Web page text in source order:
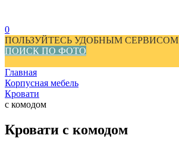
0
ПОЛЬЗУЙТЕСЬ УДОБНЫМ СЕРВИСОМ
ПОИСК ПО ФОТО
Главная
Корпусная мебель
Кровати
с комодом
Кровати с комодом